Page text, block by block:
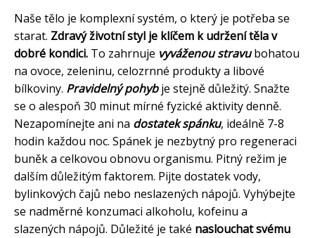
Naše tělo je komplexní systém, o který je potřeba se
starat. Zdravý životní styl je klíčem k udržení těla v
dobré kondici. To zahrnuje vyváženou stravubohatou
na ovoce, zeleninu, celozrnné produkty a libové
bílkoviny. Pravidelný pohybje stejně důležitý. Snažte
se o alespoň 30 minut mírné fyzické aktivity denně.
Nezapomínejte ani na dostatek spánku, ideálně 7-8
hodin každou noc. Spánek je nezbytný pro regeneraci
buněk a celkovou obnovu organismu. Pitný režim je
dalším důležitým faktorem. Pijte dostatek vody,
bylinkových čajů nebo neslazených nápojů. Vyhýbejte
se nadměrné konzumaci alkoholu, kofeinu a
slazených nápojů. Důležité je také naslouchat svému